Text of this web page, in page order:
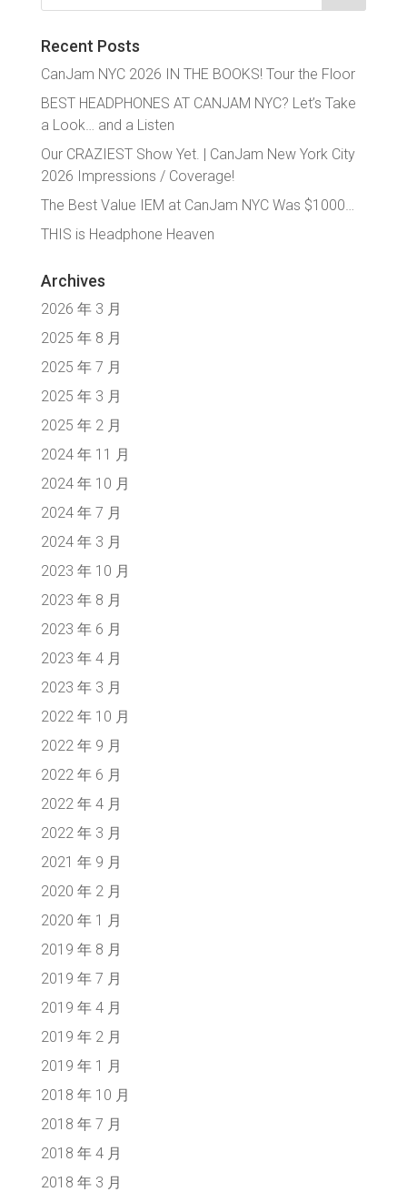
Recent Posts
CanJam NYC 2026 IN THE BOOKS! Tour the Floor
BEST HEADPHONES AT CANJAM NYC? Let’s Take
a Look… and a Listen
Our CRAZIEST Show Yet. | CanJam New York City
2026 Impressions / Coverage!
The Best Value IEM at CanJam NYC Was $1000…
THIS is Headphone Heaven
Archives
2026 年 3 月
2025 年 8 月
2025 年 7 月
2025 年 3 月
2025 年 2 月
2024 年 11 月
2024 年 10 月
2024 年 7 月
2024 年 3 月
2023 年 10 月
2023 年 8 月
2023 年 6 月
2023 年 4 月
2023 年 3 月
2022 年 10 月
2022 年 9 月
2022 年 6 月
2022 年 4 月
2022 年 3 月
2021 年 9 月
2020 年 2 月
2020 年 1 月
2019 年 8 月
2019 年 7 月
2019 年 4 月
2019 年 2 月
2019 年 1 月
2018 年 10 月
2018 年 7 月
2018 年 4 月
2018 年 3 月